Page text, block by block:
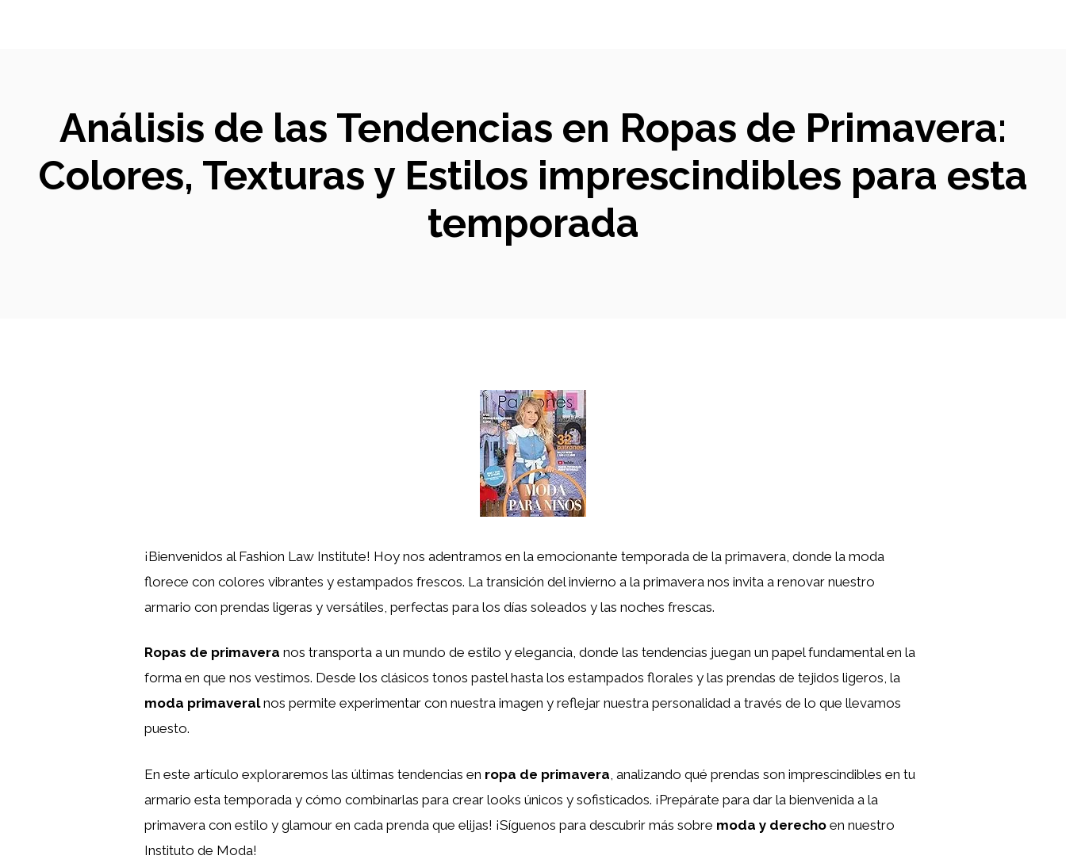
Análisis de las Tendencias en Ropas de Primavera:
Colores, Texturas y Estilos imprescindibles para esta
temporada
¡Bienvenidos al Fashion Law Institute! Hoy nos adentramos en la emocionante temporada de la primavera, donde la moda
florece con colores vibrantes y estampados frescos. La transición del invierno a la primavera nos invita a renovar nuestro
armario con prendas ligeras y versátiles, perfectas para los días soleados y las noches frescas.
Ropas de primavera nos transporta a un mundo de estilo y elegancia, donde las tendencias juegan un papel fundamental en la
forma en que nos vestimos. Desde los clásicos tonos pastel hasta los estampados florales y las prendas de tejidos ligeros, la
moda primaveralnos permite experimentar con nuestra imagen y reflejar nuestra personalidad a través de lo que llevamos
puesto.
En este artículo exploraremos las últimas tendencias en ropa de primavera , analizando qué prendas son imprescindibles en tu
armario esta temporada y cómo combinarlas para crear looks únicos y sofisticados. ¡Prepárate para dar la bienvenida a la
primavera con estilo y glamour en cada prenda que elijas! ¡Síguenos para descubrir más sobre moda y derecho en nuestro
Instituto de Moda!